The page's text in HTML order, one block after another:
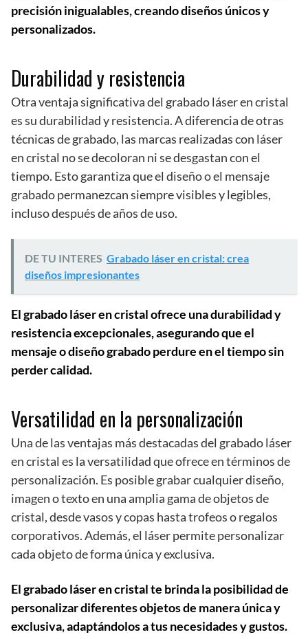
precisión inigualables, creando diseños únicos y
personalizados.
Durabilidad y resistencia
Otra ventaja significativa del grabado láser en cristal
es su durabilidad y resistencia. A diferencia de otras
técnicas de grabado, las marcas realizadas con láser
en cristal no se decoloran ni se desgastan con el
tiempo. Esto garantiza que el diseño o el mensaje
grabado permanezcan siempre visibles y legibles,
incluso después de años de uso.
DE TU INTERES Grabado láser en cristal: crea
diseños impresionantes
El grabado láser en cristal ofrece una durabilidad y
resistencia excepcionales, asegurando que el
mensaje o diseño grabado perdure en el tiempo sin
perder calidad.
Versatilidad en la personalización
Una de las ventajas más destacadas del grabado láser
en cristal es la versatilidad que ofrece en términos de
personalización. Es posible grabar cualquier diseño,
imagen o texto en una amplia gama de objetos de
cristal, desde vasos y copas hasta trofeos o regalos
corporativos. Además, el láser permite personalizar
cada objeto de forma única y exclusiva.
El grabado láser en cristal te brinda la posibilidad de
personalizar diferentes objetos de manera única y
exclusiva, adaptándolos a tus necesidades y gustos.